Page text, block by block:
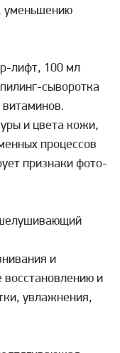
уменьшению
лифт, 100 мл
сыворотка
витаминов.
и цвета кожи,
процессов
признаки фото-
и
восстановлению и
увлажнения,